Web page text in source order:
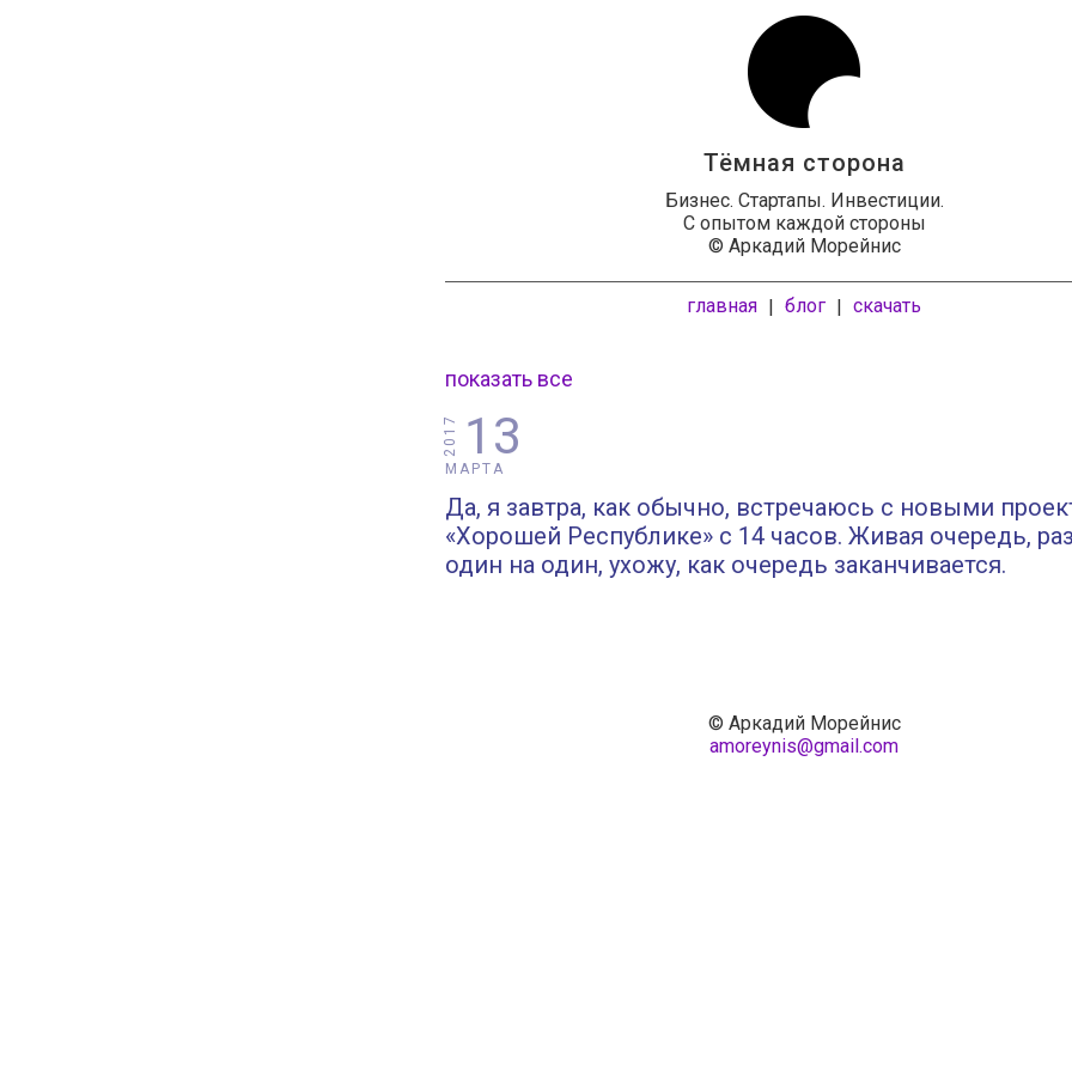
Тёмная сторона
Бизнес. Стартапы. Инвестиции.
С опытом каждой стороны
© Аркадий Морейнис
главная | блог | скачать
показать все
13
МАРТА
2017
Да, я завтра, как обычно, встречаюсь с новыми
«Хорошей Республике» с 14 часов. Живая очередь,
один на один, ухожу, как очередь заканчивается.
© Аркадий Морейнис
amoreynis@gmail.com